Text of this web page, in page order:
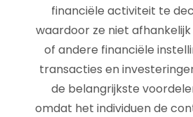
financiële activiteit te
waardoor ze niet
of andere financiële
transacties en
de belangrijkste
omdat het individuen de